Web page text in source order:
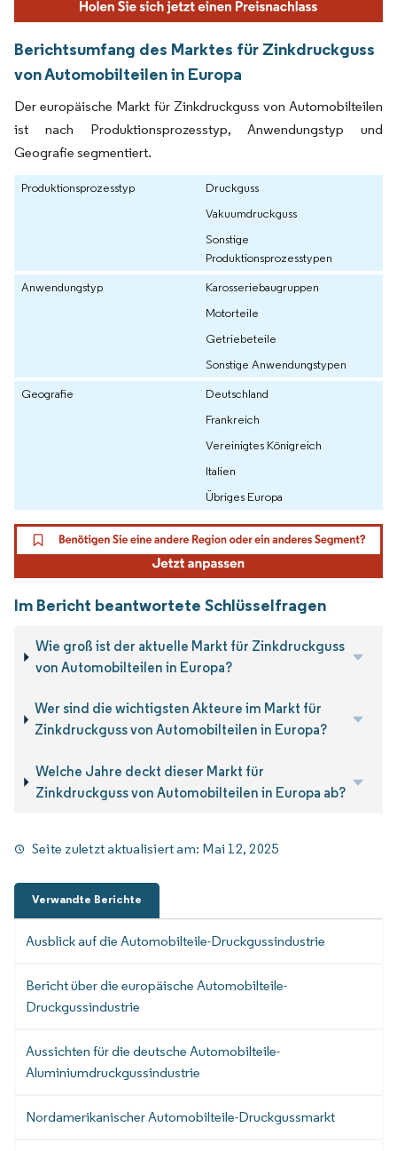
Berichtsumfang des Marktes für Zinkdruckguss
von Automobilteilen in Europa
Der europäische Markt für Zinkdruckguss von Automobilteilen
ist nach Produktionsprozesstyp, Anwendungstyp und
Geografie segmentiert.
Produktionsprozesstyp
Druckguss
Vakuumdruckguss
Sonstige
Produktionsprozesstypen
Anwendungstyp
Karosseriebaugruppen
Motorteile
Getriebeteile
Sonstige Anwendungstypen
Geografie
Deutschland
Frankreich
Vereinigtes Königreich
Italien
Übriges Europa
Im Bericht beantwortete Schlüsselfragen
Wie groß ist der aktuelle Markt für Zinkdruckguss
von Automobilteilen in Europa?
Wer sind die wichtigsten Akteure im Markt für
Zinkdruckguss von Automobilteilen in Europa?
Welche Jahre deckt dieser Markt für
Zinkdruckguss von Automobilteilen in Europa ab?
Seite zuletzt aktualisiert am: Mai 12, 2025
Verwandte Berichte
Ausblick auf die Automobilteile-Druckgussindustrie
Bericht über die europäische Automobilteile-
Druckgussindustrie
Aussichten für die deutsche Automobilteile-
Aluminiumdruckgussindustrie
Nordamerikanischer Automobilteile-Druckgussmarkt